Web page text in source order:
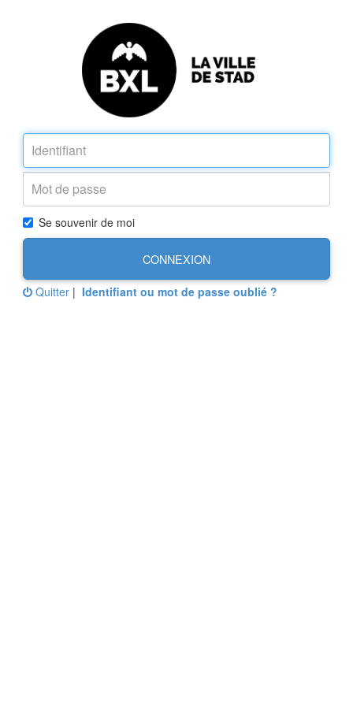
Se souvenir de moi
CONNEXION
Quitter | Identifiant ou mot de passe oublié ?